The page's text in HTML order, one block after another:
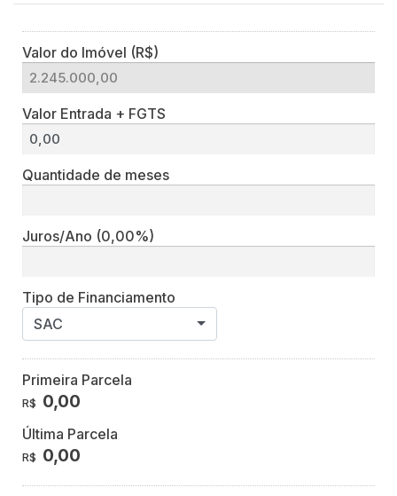
Valor do Imóvel (R$)
Valor Entrada + FGTS
Quantidade de meses
Juros/Ano (0,00%)
Tipo de Financiamento
SAC
Primeira Parcela
R$ 0,00
Última Parcela
R$ 0,00